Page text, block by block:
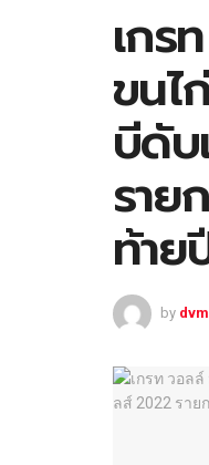
เกร
ขนไ
บีดับ
ราย
ท้าย
by